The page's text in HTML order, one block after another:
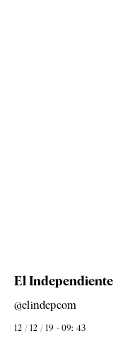
El Independiente
@elindepcom
12 / 12 / 19 - 09: 43